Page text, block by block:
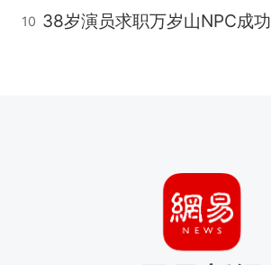
10 38岁演员求职万岁山NPC成功